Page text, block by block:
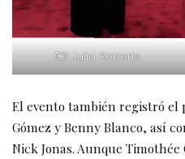
Julia Roberts
El evento también registró el
Gómez y Benny Blanco, así
Nick Jonas. Aunque